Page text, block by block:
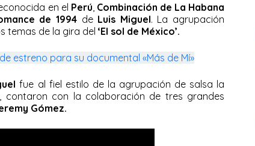
en el Perú Combinación de La Habana
de 1994de Luis Miguel. La agrupación
temas de la gira del ‘El sol de México’.
estreno para su documental «Más de Mí»
fue al fiel estilo de la agrupación de salsa la
contaron con la colaboración de tres grandes
Gómez.